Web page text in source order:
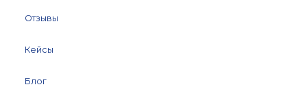
Отзывы
Кейсы
Блог